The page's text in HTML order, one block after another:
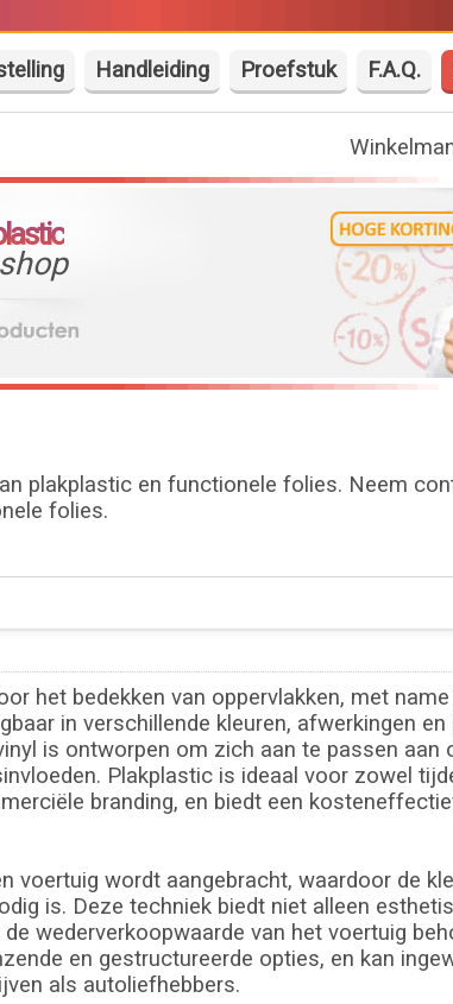
Handleiding Proefstuk F.A.Q.
plakplastic en functionele folies. Neem
folies.
het bedekken van oppervlakken, met
in verschillende kleuren, afwerkingen
is ontworpen om zich aan te passen aan
Plakplastic is ideaal voor zowel
branding, en biedt een
voertuig wordt aangebracht, waardoor de
is. Deze techniek biedt niet alleen
wederverkoopwaarde van het voertuig
en gestructureerde opties, en kan
als autoliefhebbers.